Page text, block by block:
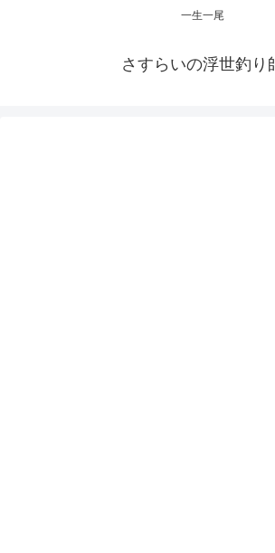
一生一尾
さすらいの浮世釣り